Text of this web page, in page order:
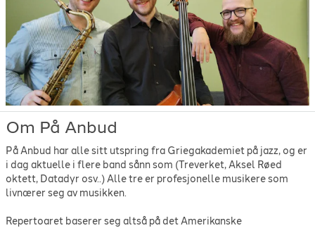
Om På Anbud
På Anbud har alle sitt utspring fra Griegakademiet på jazz, og er
i dag aktuelle i flere band sånn som (Treverket, Aksel Røed
oktett, Datadyr osv..) Alle tre er profesjonelle musikere som
livnærer seg av musikken.
Repertoaret baserer seg altså på det Amerikanske